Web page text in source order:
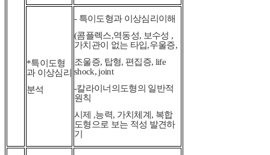
*특이도형
과 이상심리
분석
- 특이도형과 이상심리이해
(콤플렉스,역동성, 보수성 ,
가치관이 없는 타입,우울증,
조울증, 탑형, 편집증, life
shock, joint
-칼라이너의도형의 일반적
원칙
시제 ,능력, 가치체계, 복합
도형으로 보는 적성 발견하
기